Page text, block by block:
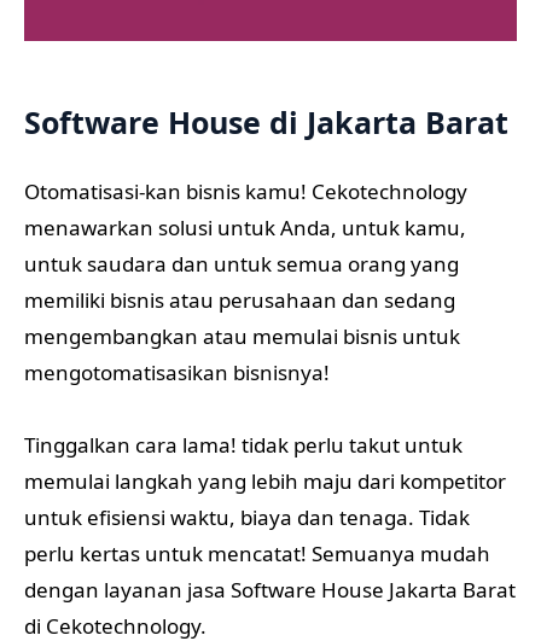
Software House di Jakarta Barat
Otomatisasi-kan bisnis kamu! Cekotechnology
menawarkan solusi untuk Anda, untuk kamu,
untuk saudara dan untuk semua orang yang
memiliki bisnis atau perusahaan dan sedang
mengembangkan atau memulai bisnis untuk
mengotomatisasikan bisnisnya!
Tinggalkan cara lama! tidak perlu takut untuk
memulai langkah yang lebih maju dari kompetitor
untuk efisiensi waktu, biaya dan tenaga. Tidak
perlu kertas untuk mencatat! Semuanya mudah
dengan layanan jasa Software House Jakarta Barat
di Cekotechnology.